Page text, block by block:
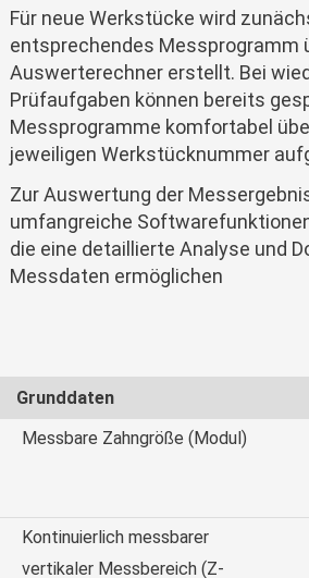
Für neue Werkstücke wird
entsprechendes Messprogramm
Auswerterechner erstellt. Bei
Prüfaufgaben können bereits
Messprogramme komfortabel
jeweiligen Werkstücknummer
Zur Auswertung der
umfangreiche
die eine detaillierte Analyse und
Messdaten ermöglichen
Grunddaten
Messbare Zahngröße (Modul)
Kontinuierlich messbarer
vertikaler Messbereich (Z-